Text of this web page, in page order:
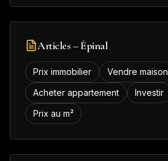
Articles –Épinal
Prix immobilier
Vendre maison
Acheter appartement
Investir
Prix au m²